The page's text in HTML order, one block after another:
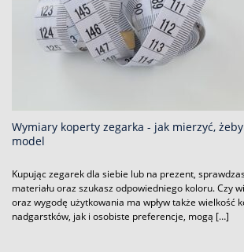
Wymiary koperty zegarka - jak mierzyć,
model
Kupując zegarek dla siebie lub na prezent,
materiału oraz szukasz odpowiedniego koloru. Czy
oraz wygodę użytkowania ma wpływ także wielkość
nadgarstków, jak i osobiste preferencje, mogą […]